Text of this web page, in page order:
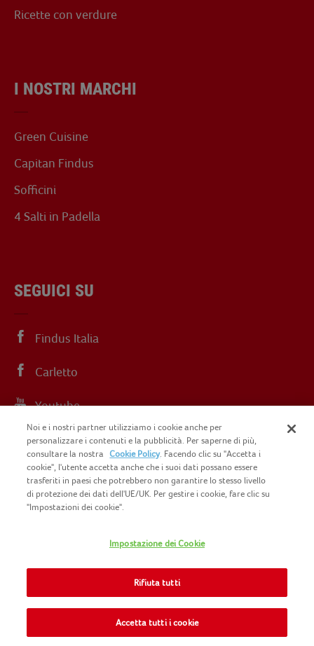
Ricette con verdure
I NOSTRI MARCHI
Green Cuisine
Capitan Findus
Sofficini
4 Salti in Padella
SEGUICI SU
Findus Italia
Carletto
Youtube
Instagram
IT07015700961
INFORMATIVA PRIVACY
SITEMAP
COOKIE POLICY
INFO LEGALI
NOMAD FOODS
Noi e i nostri partner utilizziamo i cookie anche per
personalizzare i contenuti e la pubblicità. Per saperne di più,
consultare la nostra
Cookie Policy. Facendo clic su "Accetta i
cookie", l'utente accetta anche che i suoi dati possano essere
trasferiti in paesi che potrebbero non garantire lo stesso livello
di protezione dei dati dell'UE/UK. Per gestire i cookie, fare clic su
"Impostazioni dei cookie".
Impostazione dei Cookie
Rifiuta tutti
Accetta tutti i cookie